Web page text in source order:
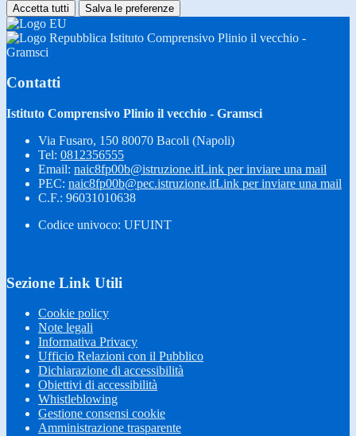
Accetta tutti Salva le preferenze
Istituto Comprensivo Plinio il vecchio -
Gramsci
Contatti
Istituto Comprensivo Plinio il vecchio - Gramsci
Via Fusaro, 150 80070 Bacoli (Napoli)
Tel: 0812356555
Email: naic8fp00b@istruzione.itLink per inviare una mail
PEC: naic8fp00b@pec.istruzione.itLink per inviare una mail
C.F.: 96031010638
Codice univoco: UFUINT
Sezione Link Utili
Cookie policy
Note legali
Informativa Privacy
Ufficio Relazioni con il Pubblico
Dichiarazione di accessibilità
Obiettivi di accessibilità
Whistleblowing
Gestione consensi cookie
Amministrazione trasparente